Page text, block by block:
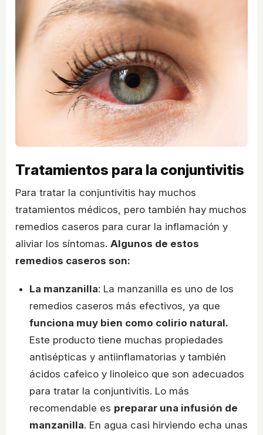
Tratamientos para la conjuntivitis
Para tratar la conjuntivitis hay muchos
tratamientos médicos, pero también hay muchos
remedios caseros para curar la inflamación y
aliviar los síntomas. Algunos de estos
remedios caseros son:
La manzanilla: La manzanilla es uno de los
remedios caseros más efectivos, ya que
funciona muy bien como colirio natural.
Este producto tiene muchas propiedades
antisépticas y antiinflamatorias y también
ácidos cafeico y linoleico que son adecuados
para tratar la conjuntivitis. Lo más
recomendable es preparar una infusión de
manzanilla. En agua casi hirviendo echa unas